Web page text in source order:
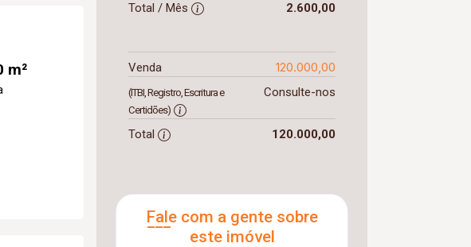
m²
Total / Mês
2.600,00
Venda 120.000,00
(ITBI, Registro, Escritura e
Certidões)
Consulte-nos
Total 120.000,00
Fale com a gente sobre
este imóvel